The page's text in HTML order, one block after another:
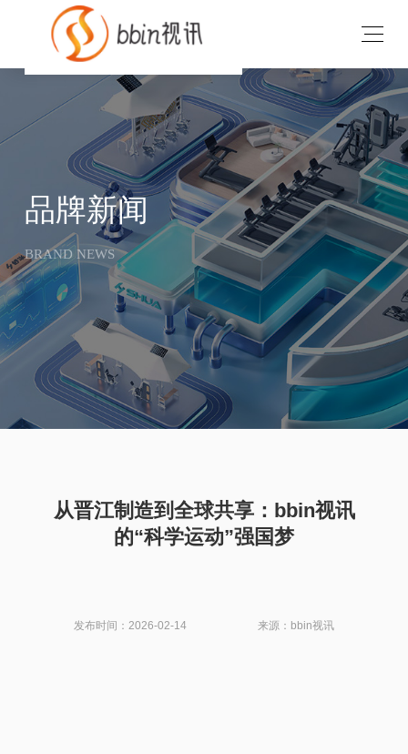
品牌新闻
BRAND NEWS
从晋江制造到全球共享：bbin视讯
的“科学运动”强国梦
发布时间：2026-02-14 来源：bbin视讯